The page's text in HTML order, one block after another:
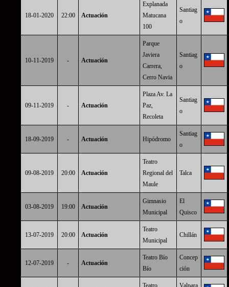
18-01-2020 22:00 Actuación
Explanada
Matucana
100
Santiag
o
10-11-2019 - Actuación
Parque
Javiera
Carrera,
Cerro Navia
Santiag
o
09-11-2019 - Actuación
Plaza Av. La
Paz,
Recoleta
Santiag
o
18-09-2019 - Actuación Hipódromo
Santiag
o
09-08-2019 20:00 Actuación
Teatro
Regional del
Maule
Talca
03-08-2019 19:00 Actuación
Gimnasio
Municipal
El
Quisco
13-07-2019 20:00 Actuación
Teatro
Municipal
Chillán
12-07-2019 - Actuación
Teatro Bío
Bío
Concep
ción
Teatro
Valpara